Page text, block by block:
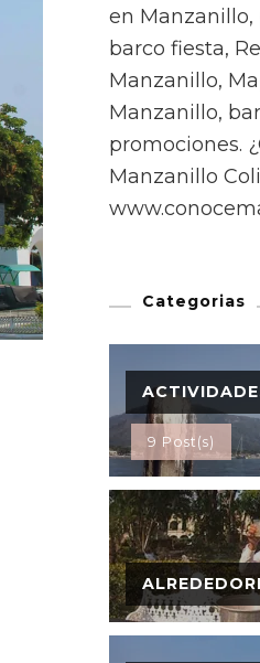
en Manzanillo,
barco fiesta,
Manzanillo,
Manzanillo,
promociones.
Manzanillo
Categorias
9 Post(s)